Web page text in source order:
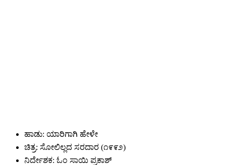
ಹಾಡು: ಯಾರಿಗಾಗಿ ಹೇಳೇ
ಚಿತ್ರ: ಸೋಲಿಲ್ಲದ ಸರದಾರ (೧೯೯೨)
ನಿರ್ದೇಶಕ: ಓಂ ಸಾಯಿ ಪ್ರಕಾಶ್